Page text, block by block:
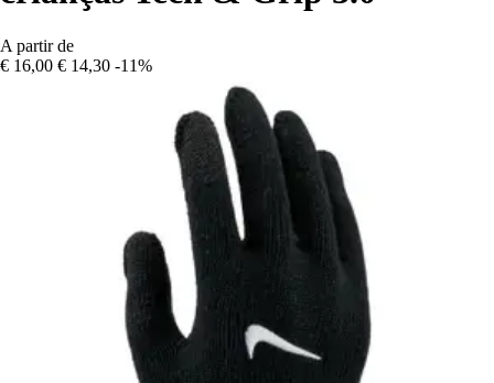
A partir de
€ 16,00 € 14,30 -11%